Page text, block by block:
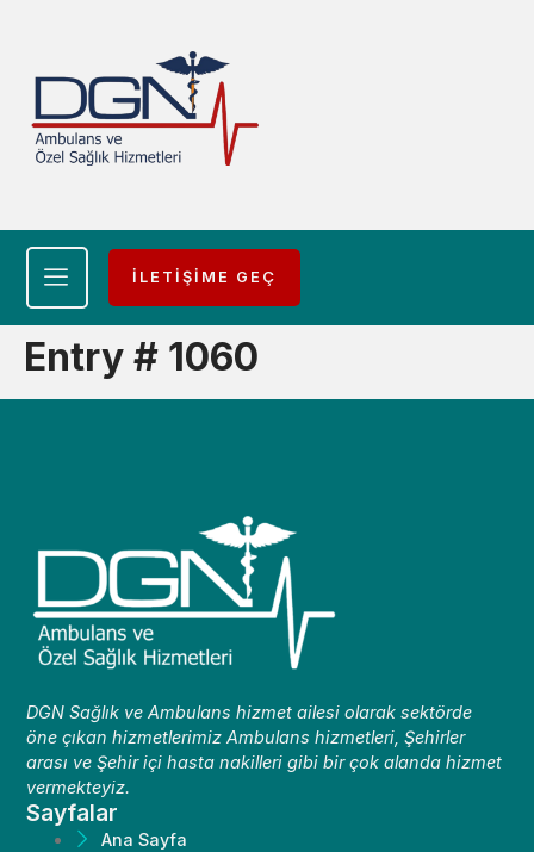
İLETİŞİME GEÇ
Entry # 1060
DGN Sağlık ve Ambulans hizmet ailesi olarak sektörde
öne çıkan hizmetlerimiz Ambulans hizmetleri, Şehirler
arası ve Şehir içi hasta nakilleri gibi bir çok alanda hizmet
vermekteyiz.
Sayfalar
Ana Sayfa